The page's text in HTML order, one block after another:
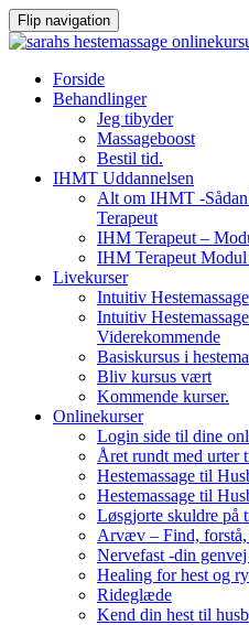
Flip navigation
VidereForside
Behandlinger
Jeg tibyder
Massageboost
Bestil tid.
IHMT Uddannelsen
Alt om IHMT -
Terapeut
IHM Terapeut –
IHM Terapeut
Livekurser
Intuitiv
Intuitiv
Viderekommende
Basiskursus i
Bliv kursus vært
Kommende kurser.
Onlinekurser
Login side til dine
Året rundt med urter
Hestemassage til
Hestemassage til
Løsgjorte skuldre på
Arvæv – Find,
Nervefast -din
Healing for hest og
Rideglæde
Kend din hest til